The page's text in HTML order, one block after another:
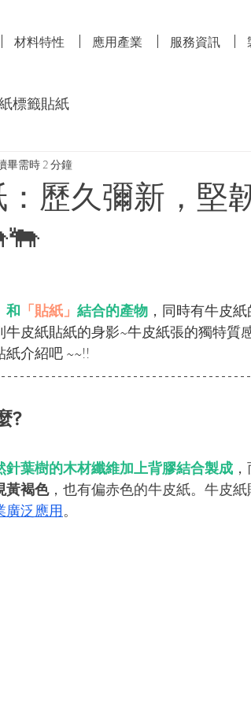
材料特性 應用產業 服務資訊
標籤貼紙
歷久彌新，堅
畢需時 2 分鐘
和 「貼紙」 結合的產物 ，同時有牛皮
皮紙貼紙的身影~牛皮紙張的獨特質
介紹吧 ~~!!
?
針葉樹的木材纖維加上背膠結合製成
黃褐色，也有偏赤色的牛皮紙。牛皮
廣泛應用。